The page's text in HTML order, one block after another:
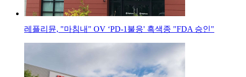
레플리뮨, "마침내" OV ‘PD-1불응' 흑색종 "FDA 승인"